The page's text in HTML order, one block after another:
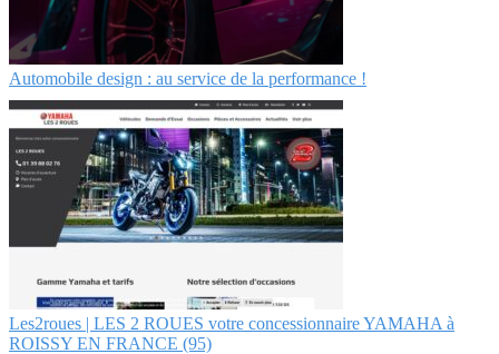
Automobile design : au service de la performance !
Les2roues | LES 2 ROUES votre con­cession­nai­re YAMAHA à
ROISSY EN FRANCE (95)